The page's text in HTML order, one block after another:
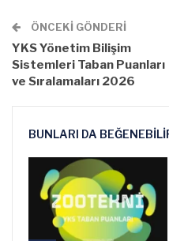
ÖNCEKI GÖNDERI
YKS Yönetim Bilişim
Sistemleri Taban Puanları
ve Sıralamaları 2026
BUNLARI DA